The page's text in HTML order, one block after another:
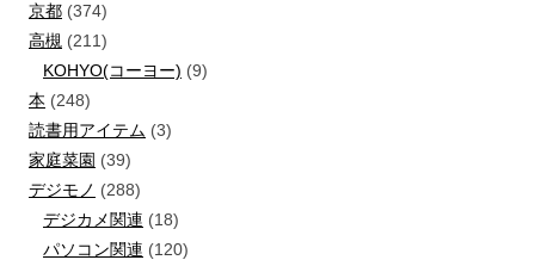
京都 (374)
高槻 (211)
KOHYO(コーヨー) (9)
本 (248)
読書用アイテム (3)
家庭菜園 (39)
デジモノ (288)
デジカメ関連 (18)
パソコン関連 (120)